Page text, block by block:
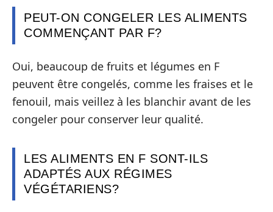
PEUT-ON CONGELER LES ALIMENTS
COMMENÇANT PAR F?
Oui, beaucoup de fruits et légumes en F
peuvent être congelés, comme les fraises et le
fenouil, mais veillez à les blanchir avant de les
congeler pour conserver leur qualité.
LES ALIMENTS EN F SONT-ILS
ADAPTÉS AUX RÉGIMES
VÉGÉTARIENS?